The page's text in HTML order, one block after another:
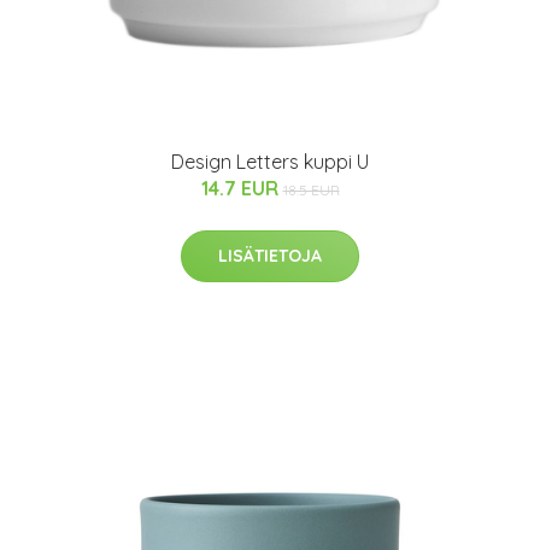
Design Letters kuppi U
14.7 EUR 18.5 EUR
LISÄTIETOJA